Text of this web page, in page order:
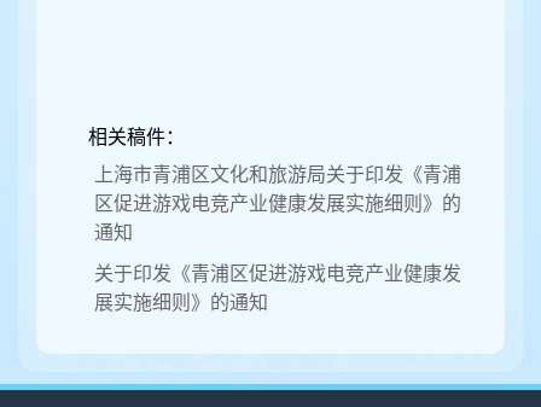
相关稿件：
上海市青浦区文化和旅游局关于印发《青浦
区促进游戏电竞产业健康发展实施细则》的
通知
关于印发《青浦区促进游戏电竞产业健康发
展实施细则》的通知